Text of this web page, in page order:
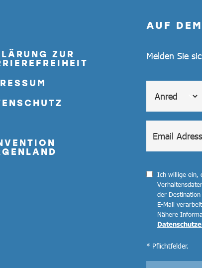
ZUR
AUF
Melden Sie
Ich willige ein,
der
E-Mail
Nähere
* Pflichtfelder.